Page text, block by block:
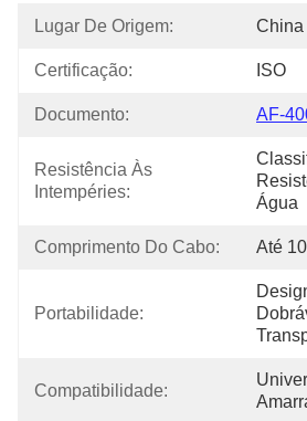
Lugar De Origem: China
Certificação: ISO
Documento: AF-
Resistência Às
Intempéries:
Água
Comprimento Do Cabo: Até
Portabilidade:
Compatibilidade: